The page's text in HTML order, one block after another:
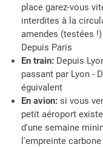
place garez-vous
interdites à la
amendes (testées
Depuis Paris
En train: Depuis
passant par Lyon -
éguivalent
En avion: si vous
petit aéroport
d'une semaine
l'empreinte